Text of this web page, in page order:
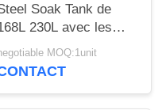
Soak Tank de
230L avec les
roues verrouillables de
MOQ:1unit